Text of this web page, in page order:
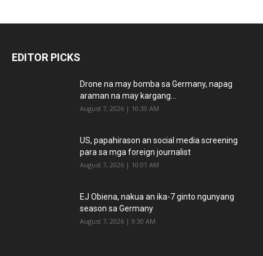
EDITOR PICKS
Drone na may bomba sa Germany, napag
araman na may kargang...
August 7, 2026 | 10:30 AM
US, papahirason an social media screening
para sa mga foreign journalist
August 7, 2026 | 10:01 AM
EJ Obiena, nakua an ika-7 ginto ngunyang
season sa Germany
August 7, 2026 | 9:30 AM